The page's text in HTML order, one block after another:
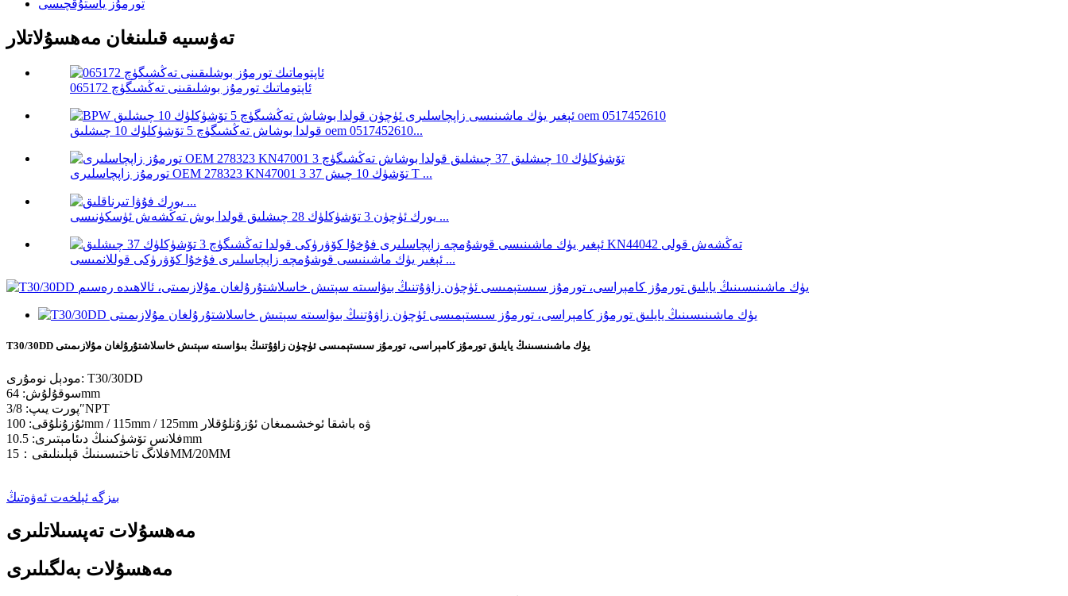
تورمۇز ياستۇقچىسى
تەۋسىيە قىلىنغان مەھسۇلاتلار
ئاپتوماتىك تورمۇز بوشلىقىنى تەڭشىگۈچ 065172
قولدا بوشاش تەڭشىگۈچ 5 تۆشۈكلۈك 10 چىشلىق oem 0517452610...
تورمۇز زاپچاسلىرى OEM 278323 KN47001 3 تۆشۈك 10 چىش 37 T ...
يورك ئۈچۈن 3 تۆشۈكلۈك 28 چىشلىق قولدا بوش تەڭشەش ئۈسكۈنىسى ...
ئېغىر يۈك ماشىنىسى قوشۇمچە زاپچاسلىرى فۇخۇا كۆۋرۈكى قوللانمىسى ...
T30/30DD يۈك ماشىنىسىنىڭ يايلىق تورمۇز كامېراسى، تورمۇز سىستېمىسى ئۈچۈن زاۋۇتنىڭ بىۋاسىتە سېتىش خاسلاشتۇرۇلغان مۇلازىمىتى
مودېل نومۇرى: T30/30DD
سوقۇلۇش: 64mm
پورت يىپ: 3/8″NPT
ئۇزۇنلۇقى: 100mm / 115mm / 125mm ۋە باشقا ئوخشىمىغان ئۇزۇنلۇقلار
فلانس تۆشۈكىنىڭ دىئامېتىرى: 10.5mm
فلانگ تاختىسىنىڭ قېلىنلىقى：15MM/20MM
بىزگە ئېلخەت ئەۋەتىڭ
مەھسۇلات تەپسىلاتلىرى
مەھسۇلات بەلگىلىرى